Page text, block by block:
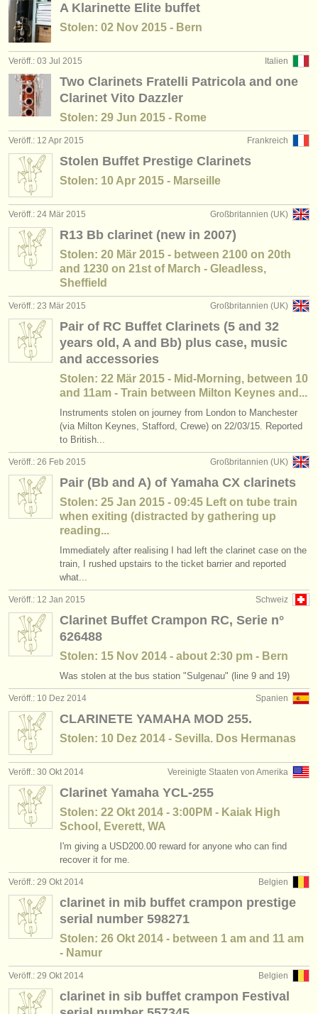
A Klarinette Elite buffet
Stolen: 02 Nov 2015 - Bern
Italien
Veröff.: 03 Jul 2015
Two Clarinets Fratelli Patricola and one
Clarinet Vito Dazzler
Stolen: 29 Jun 2015 - Rome
Frankreich
Veröff.: 12 Apr 2015
Stolen Buffet Prestige Clarinets
Stolen: 10 Apr 2015 - Marseille
Großbritannien (UK)
Veröff.: 24 Mär 2015
R13 Bb clarinet (new in 2007)
Stolen: 20 Mär 2015 - between 2100 on 20th
and 1230 on 21st of March - Gleadless,
Sheffield
Großbritannien (UK)
Veröff.: 23 Mär 2015
Pair of RC Buffet Clarinets (5 and 32
years old, A and Bb) plus case, music
and accessories
Stolen: 22 Mär 2015 - Mid-Morning, between 10
and 11am - Train between Milton Keynes and...
Instruments stolen on journey from London to Manchester
(via Milton Keynes, Stafford, Crewe) on 22/03/15. Reported
to British...
Großbritannien (UK)
Veröff.: 26 Feb 2015
Pair (Bb and A) of Yamaha CX clarinets
Stolen: 25 Jan 2015 - 09:45 Left on tube train
when exiting (distracted by gathering up
reading...
Immediately after realising I had left the clarinet case on the
train, I rushed upstairs to the ticket barrier and reported
what...
Schweiz
Veröff.: 12 Jan 2015
Clarinet Buffet Crampon RC, Serie n°
626488
Stolen: 15 Nov 2014 - about 2:30 pm - Bern
Was stolen at the bus station "Sulgenau" (line 9 and 19)
Spanien
Veröff.: 10 Dez 2014
CLARINETE YAMAHA MOD 255.
Stolen: 10 Dez 2014 - Sevilla. Dos Hermanas
Vereinigte Staaten von Amerika
Veröff.: 30 Okt 2014
Clarinet Yamaha YCL-255
Stolen: 22 Okt 2014 - 3:00PM - Kaiak High
School, Everett, WA
I'm giving a USD200.00 reward for anyone who can find
recover it for me.
Belgien
Veröff.: 29 Okt 2014
clarinet in mib buffet crampon prestige
serial number 598271
Stolen: 26 Okt 2014 - between 1 am and 11 am
- Namur
Belgien
Veröff.: 29 Okt 2014
clarinet in sib buffet crampon Festival